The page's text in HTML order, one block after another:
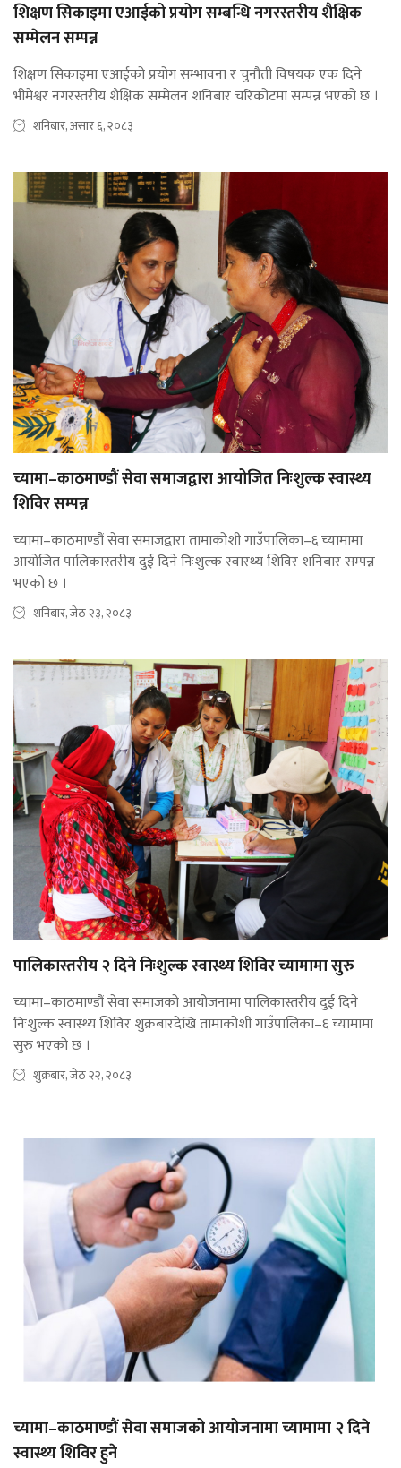
शिक्षण सिकाइमा एआईको प्रयोग सम्बन्धि नगरस्तरीय शैक्षिक
सम्मेलन सम्पन्न
शिक्षण सिकाइमा एआईको प्रयोग सम्भावना र चुनौती विषयक एक दिने
भीमेश्वर नगरस्तरीय शैक्षिक सम्मेलन शनिबार चरिकोटमा सम्पन्न भएको छ ।
शनिबार, असार ६, २०८३
च्यामा–काठमाण्डौं सेवा समाजद्वारा आयोजित निःशुल्क स्वास्थ्य
शिविर सम्पन्न
च्यामा–काठमाण्डौं सेवा समाजद्वारा तामाकोशी गाउँपालिका–६ च्यामामा
आयोजित पालिकास्तरीय दुई दिने निःशुल्क स्वास्थ्य शिविर शनिबार सम्पन्न
भएको छ ।
शनिबार, जेठ २३, २०८३
पालिकास्तरीय २ दिने निःशुल्क स्वास्थ्य शिविर च्यामामा सुरु
च्यामा–काठमाण्डौं सेवा समाजको आयोजनामा पालिकास्तरीय दुई दिने
निःशुल्क स्वास्थ्य शिविर शुक्रबारदेखि तामाकोशी गाउँपालिका–६ च्यामामा
सुरु भएको छ ।
शुक्रबार, जेठ २२, २०८३
च्यामा–काठमाण्डौं सेवा समाजको आयोजनामा च्यामामा २ दिने
स्वास्थ्य शिविर हुने